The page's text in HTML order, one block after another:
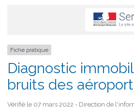
Fiche pratique
Diagnostic
bruits des
Vérifié le 07 mars 2022 - Direction de